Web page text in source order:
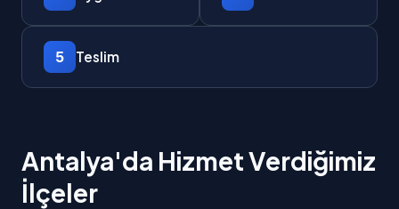
5 Teslim
Antalya'da Hizmet Verdiğimiz
İlçeler